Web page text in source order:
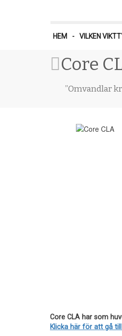
HEM - VILKEN
Core
”Omvandlar
Core CLA har som
Klicka här för att gå